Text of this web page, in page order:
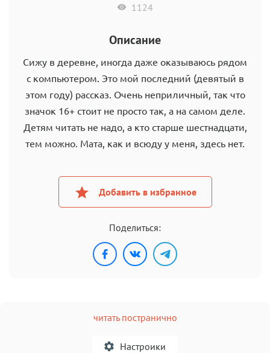
1124
Описание
Сижу в деревне, иногда даже оказываюсь рядом
с компьютером. Это мой последний (девятый в
этом году) рассказ. Очень неприличный, так что
значок 16+ стоит не просто так, а на самом деле.
Детям читать не надо, а кто старше шестнадцати,
тем можно. Мата, как и всюду у меня, здесь нет.
Добавить в избранное
Поделиться:
читать постранично
Настроики